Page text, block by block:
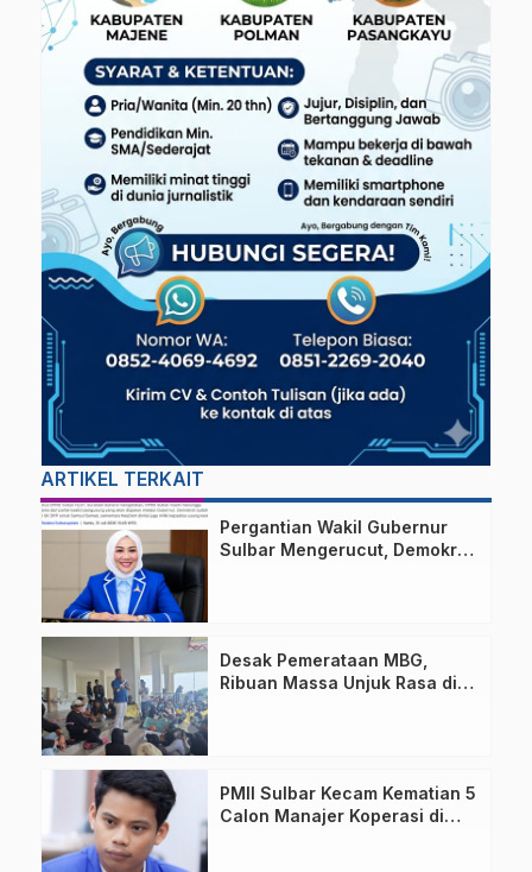
ARTIKEL TERKAIT
Pergantian Wakil Gubernur
Sulbar Mengerucut, Demokrat
Desak Pemerataan MBG,
Ribuan Massa Unjuk Rasa di
PMII Sulbar Kecam Kematian 5
Calon Manajer Koperasi di